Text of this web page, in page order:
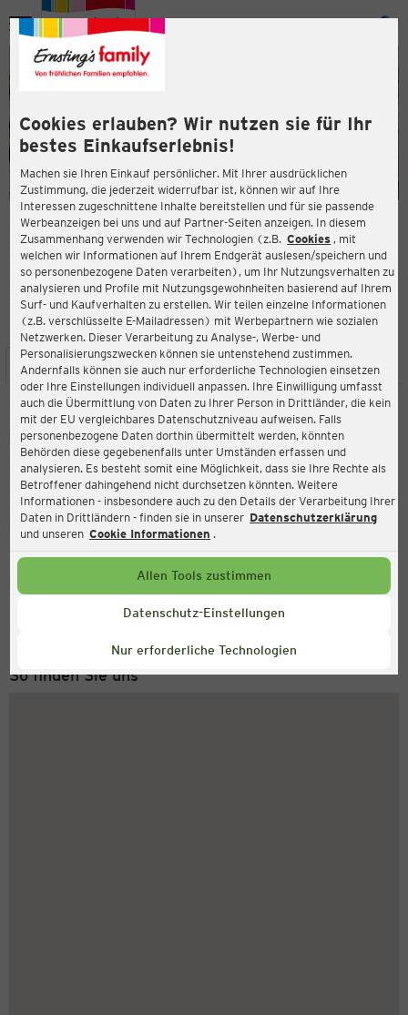
Cookies erlauben? Wir nutzen sie für Ihr
bestes Einkaufserlebnis!
Machen sie Ihren Einkauf persönlicher. Mit Ihrer ausdrücklichen
Zustimmung, die jederzeit widerrufbar ist, können wir auf Ihre
Interessen zugeschnittene Inhalte bereitstellen und für sie passende
Werbeanzeigen bei uns und auf Partner-Seiten anzeigen. In diesem
Zusammenhang verwenden wir Technologien (z.B. Cookies , mit
welchen wir Informationen auf Ihrem Endgerät auslesen/speichern und
so personenbezogene Daten verarbeiten), um Ihr Nutzungsverhalten zu
analysieren und Profile mit Nutzungsgewohnheiten basierend auf Ihrem
Surf- und Kaufverhalten zu erstellen. Wir teilen einzelne Informationen
(z.B. verschlüsselte E-Mailadressen) mit Werbepartnern wie sozialen
Netzwerken. Dieser Verarbeitung zu Analyse-, Werbe- und
Personalisierungszwecken können sie untenstehend zustimmen.
Andernfalls können sie auch nur erforderliche Technologien einsetzen
oder Ihre Einstellungen individuell anpassen. Ihre Einwilligung umfasst
auch die Übermittlung von Daten zu Ihrer Person in Drittländer, die kein
mit der EU vergleichbares Datenschutzniveau aufweisen. Falls
personenbezogene Daten dorthin übermittelt werden, könnten
Behörden diese gegebenenfalls unter Umständen erfassen und
analysieren. Es besteht somit eine Möglichkeit, dass sie Ihre Rechte als
Betroffener dahingehend nicht durchsetzen könnten. Weitere
Informationen - insbesondere auch zu den Details der Verarbeitung Ihrer
Daten in Drittländern - finden sie in unserer Datenschutzerklärung
und unseren Cookie Informationen .
Allen Tools zustimmen
Datenschutz-Einstellungen
Nur erforderliche Technologien
Menü
ERNSTING'S FAMILY FILIALE
Jägeröd 3b
94121 Salzweg
4,5
Bewertung:
STANDORT SERVICES SORTIMENT AKTIONEN
Ernsting's family
Jägeröd 3b, 94121 Salzweg
Aktuell:
Geschlossen
Service Hotline
+43 (0) 1 2675 502
So finden Sie uns